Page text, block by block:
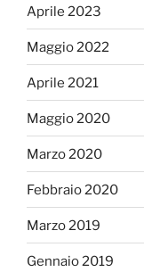
Aprile 2023
Maggio 2022
Aprile 2021
Maggio 2020
Marzo 2020
Febbraio 2020
Marzo 2019
Gennaio 2019